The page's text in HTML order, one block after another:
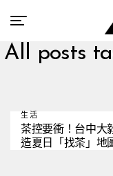
All posts
生活
茶控要衝！台中大
造夏日「找茶」地